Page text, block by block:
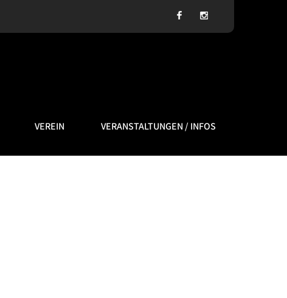
VEREIN VERANSTALTUNGEN / INFOS